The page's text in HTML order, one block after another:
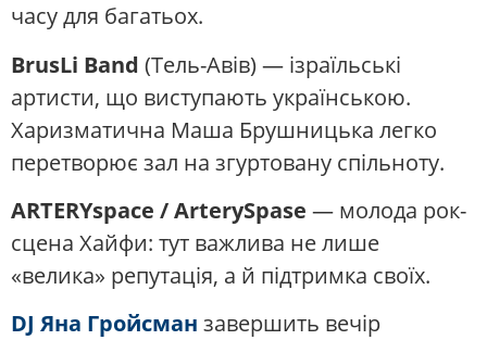
часу для багатьох.
BrusLi Band (Тель-Авів) — ізраїльські
артисти, що виступають українською.
Харизматична Маша Брушницька легко
перетворює зал на згуртовану спільноту.
ARTERYspace / ArterySpase — молода рок-
сцена Хайфи: тут важлива не лише
«велика» репутація, а й підтримка своїх.
DJ Яна Гройсман завершить вечір